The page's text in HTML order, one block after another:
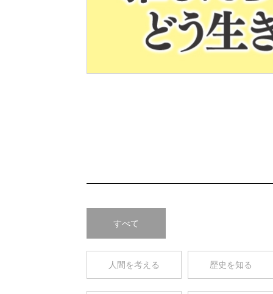
すべて
人間を考える 歴史を知る